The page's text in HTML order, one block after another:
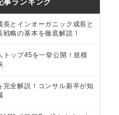
長とインオーガニック成長と
戦略の基本を徹底解説！
トップ45を一挙公開！規模
完全解説！コンサル新卒が知